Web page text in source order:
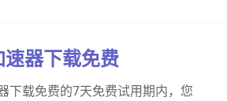
器下载免费
下载免费的7天免费试用期内，您